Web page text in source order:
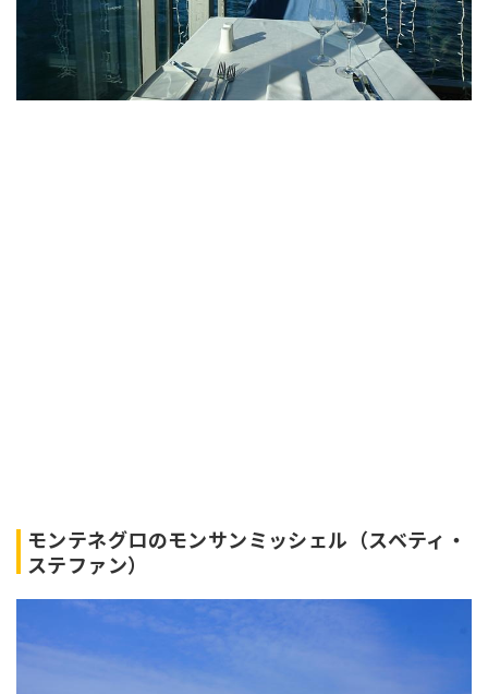
モンテネグロのモンサンミッシェル（スベティ・
ステファン）